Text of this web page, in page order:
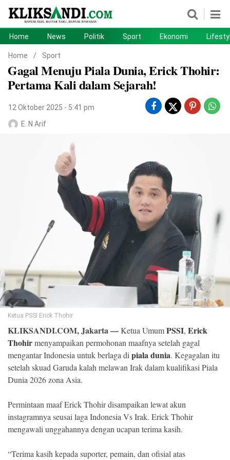
Politik Sport
Copyright
Klik
Sandi
All
right
reserved
Home News Politik Sport Ekonomi
Home / Sport
Gagal Menuju Piala Dunia, Erick Thohir:
Pertama Kali dalam Sejarah!
12 Oktober 2025 - 5:41 pm
E. N Arif
Ketua PSSI Erick Thohir
KLIKSANDI.COM, Jakarta —Ketua UmumPSSI, Erick
Thohirmenyampaikan permohonan maafnya setelah gagal
mengantar Indonesia untuk berlaga di piala dunia. Kegagalan itu
setelah skuad Garuda kalah melawan Irak dalam kualifikasi Piala
Dunia 2026 zona Asia.
Permintaan maaf Erick Thohir disampaikan lewat akun
instagramnya seusai laga Indonesia Vs Irak. Erick Thohir
mengawali unggahannya dengan ucapan terima kasih.
“Terima kasih kepada suporter, pemain, dan ofisial atas